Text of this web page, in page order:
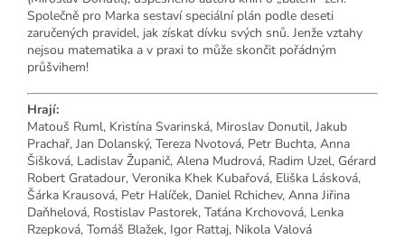
Společně pro Marka sestaví speciální plán podle deseti
zaručených pravidel, jak získat dívku svých snů. Jenže vztahy
nejsou matematika a v praxi to může skončit pořádným
průšvihem!
Hrají:
Matouš Ruml, Kristína Svarinská, Miroslav Donutil, Jakub
Prachař, Jan Dolanský, Tereza Nvotová, Petr Buchta, Anna
Šišková, Ladislav Županič, Alena Mudrová, Radim Uzel, Gérard
Robert Gratadour, Veronika Khek Kubařová, Eliška Lásková,
Šárka Krausová, Petr Halíček, Daniel Rchichev, Anna Jiřina
Daňhelová, Rostislav Pastorek, Taťána Krchovová, Lenka
Rzepková, Tomáš Blažek, Igor Rattaj, Nikola Valová